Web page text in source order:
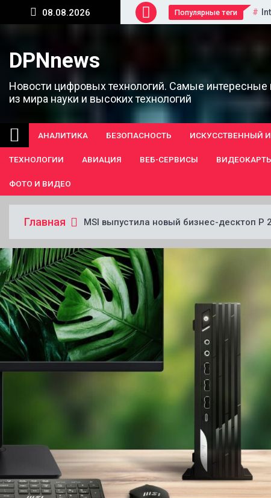
Перейти
08.08.2026 Популярные теги
DPNnews
Новости цифровых технологий. Самые интересные
из мира науки и высоких технологий
АНАЛИТИКА БЕЗОПАСНОСТЬ ИСКУССТВЕННЫЙ
ТЕХНОЛОГИИ АВИАЦИЯ ВЕБ-СЕРВИСЫ
ФОТО И ВИДЕО
Главная MSI выпустила новый бизнес-десктоп P